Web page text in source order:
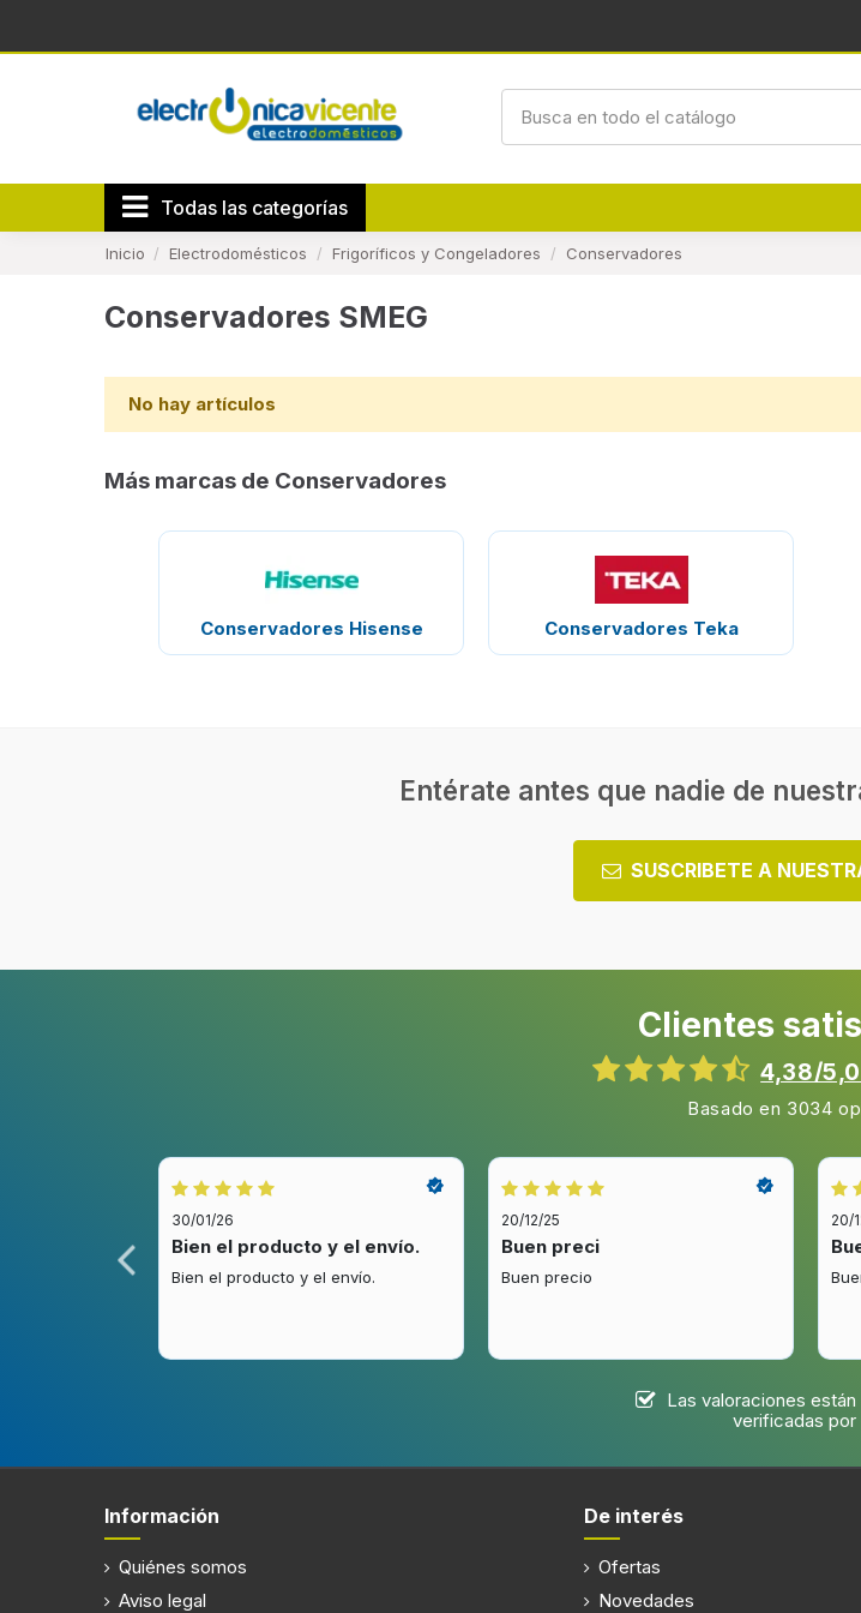
Todas las categorías
Inicio Electrodomésticos Frigoríficos y Congeladores Conservadores
Conservadores SMEG
No hay artículos
Más marcas de Conservadores
Conservadores Hisense Conservadores Teka
Entérate antes que nadie de
SUSCRIBETE A
Clientes
4,38/
Basado en 3034
30/01/26
Bien el producto y el envío.
Bien el producto y el envío.
20/12/25
Buen preci
Buen precio
20/
Las valoraciones están
verificadas por
Información
Quiénes somos
Aviso legal
De interés
Ofertas
Novedades